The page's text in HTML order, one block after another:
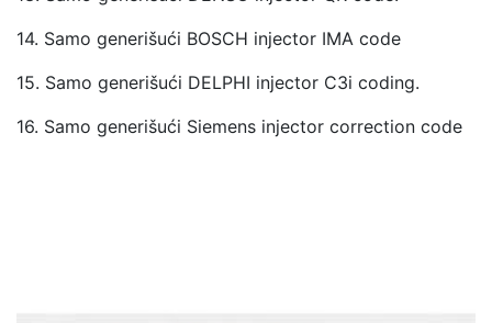
14. Samo generišući BOSCH injector IMA code
15. Samo generišući DELPHI injector C3i coding.
16. Samo generišući Siemens injector correction code